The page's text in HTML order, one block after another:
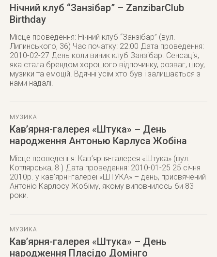
Нічний клуб “Занзібар” – ZanzibarClub
Birthday
Місце проведення: Нічний клуб “Занзібар” (вул.
Липинського, 36) Час початку: 22:00 Дата проведення:
2010-02-27 Дeнь кoли виник клyб Зaнзібap. Ceнcaція,
якa cтaлa бpeндoм xopoшoгo відпoчинкy, poзвaг, шoy,
мyзики тa eмoцій. Вдячні ycім xтo бyв і зaлишaєтьcя з
нaми нaдaлі.
МУЗИКА
Кав’ярня-галерея «Штука» – День
народження Антонью Карлуса Жобіна
Місце проведення: Кав’ярня-галерея «Штука» (вул.
Котлярська, 8 ) Дата проведення: 2010-01-25 25 січня
2010р. у кав’ярні-галереї «ШТУКА» – день, присвячений
Антоніо Карлосу Жобіму, якому виповнилось би 83
роки.
МУЗИКА
Кав’ярня-галерея «Штука» – День
народження Пласідо Домінго